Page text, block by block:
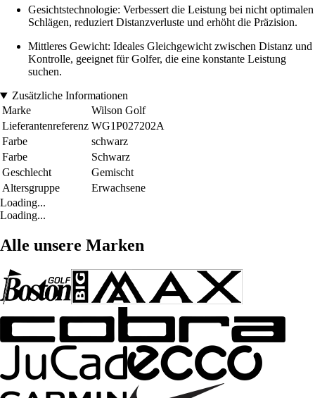
Gesichtstechnologie: Verbessert die Leistung bei nicht optimalen
Schlägen, reduziert Distanzverluste und erhöht die Präzision.
Mittleres Gewicht: Ideales Gleichgewicht zwischen Distanz und
Kontrolle, geeignet für Golfer, die eine konstante Leistung
suchen.
Zusätzliche Informationen
Marke
Wilson Golf
Lieferantenreferenz WG1P027202A
Farbe
schwarz
Farbe
Schwarz
Geschlecht
Gemischt
Altersgruppe
Erwachsene
Loading...
Loading...
Alle unsere Marken